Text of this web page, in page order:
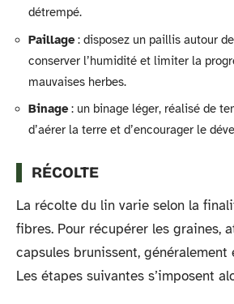
détrempé.
Paillage: disposez un paillis autour
conserver l’humidité et limiter la
mauvaises herbes.
Binage: un binage léger, réalisé de
d’aérer la terre et d’encourager le
RÉCOLTE
La récolte du lin varie selon la
fibres. Pour récupérer les graines,
capsules brunissent, généralement
Les étapes suivantes s’imposent